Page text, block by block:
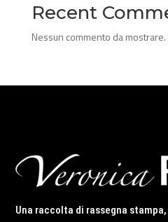
Recent
Nessun commento da mostrare.
Una raccolta di rassegna